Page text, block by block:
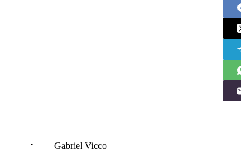
Gabriel Vicco